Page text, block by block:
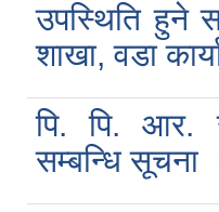
उपस्थिति हुने
शाखा, वडा
पि. पि. आर.
सम्बन्धि सूचना